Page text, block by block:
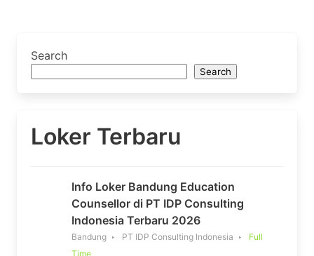
Search
Search
Loker Terbaru
Info Loker Bandung Education
Counsellor di PT IDP Consulting
Indonesia Terbaru 2026
Bandung PT IDP Consulting Indonesia
Full
Time